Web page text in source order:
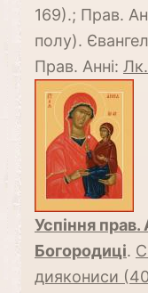
169).; Прав.
полу).
Прав. Анні:
Успіння
Богородиці.
диякониси